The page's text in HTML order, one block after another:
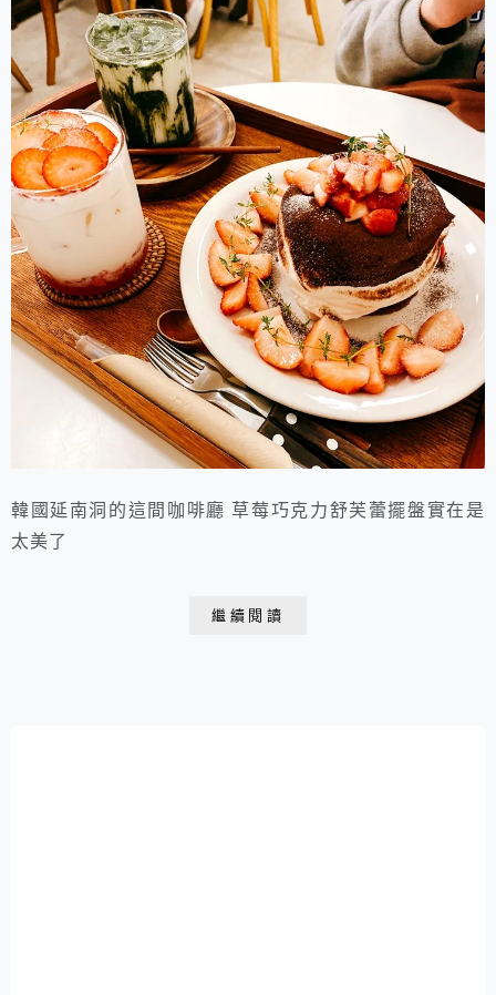
韓國延南洞的這間咖啡廳 草莓巧克力舒芙蕾擺盤實在是
太美了
繼續閱讀